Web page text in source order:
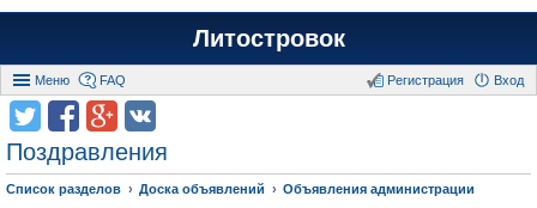
Литостровок
Меню FAQ Вход
Регистрация
Поздравления
Список разделов Доска объявлений Объявления администрации